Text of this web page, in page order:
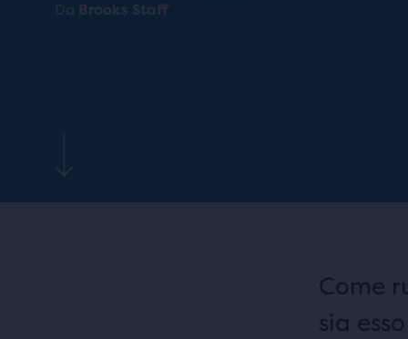
Da Brooks Staff
Come
sia